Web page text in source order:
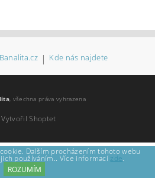
| Kde nás najdete
, všechna práva vyhrazena
Vytvořil Shoptet
Dalším procházením tohoto webu
používáním.. Více informací zde.
ROZUMÍM